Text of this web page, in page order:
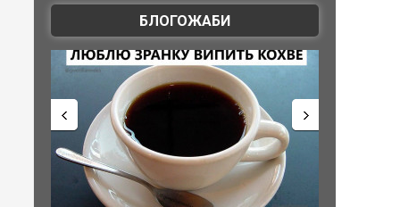
БЛОГОЖАБИ